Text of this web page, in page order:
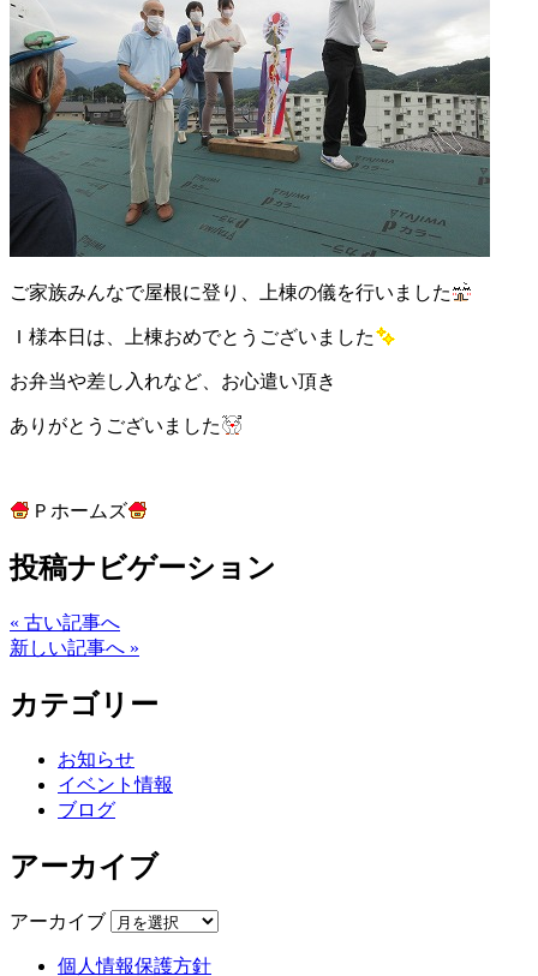
ご家族みんなで屋根に登り、上棟の儀を行いました
Ｉ様本日は、上棟おめでとうございました
お弁当や差し入れなど、お心遣い頂き
ありがとうございました
Ｐホームズ
投稿ナビゲーション
« 古い記事へ
新しい記事へ »
カテゴリー
お知らせ
イベント情報
ブログ
アーカイブ
アーカイブ
個人情報保護方針